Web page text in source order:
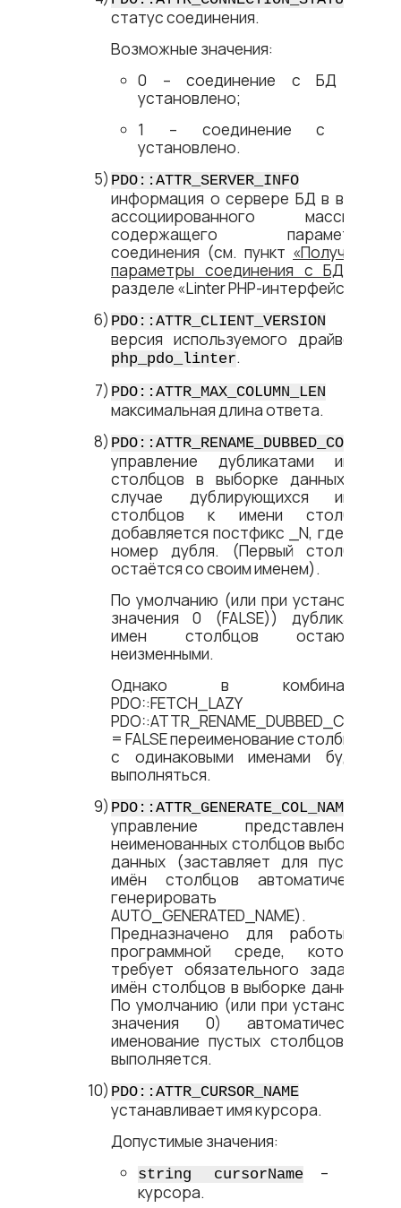
статус соединения.
Возможные значения:
0 – соединение с БД не
установлено;
1 – соединение с БД
установлено.
PDO::ATTR_SERVER_INFO
информация о сервере БД в виде
ассоциированного массива,
содержащего параметры
соединения (см. пункт «Получить
параметры соединения с БД»
разделе «Linter PHP-интерфейс»).
PDO::ATTR_CLIENT_VERSION
версия используемого драйвера
php_pdo_linter.
PDO::ATTR_MAX_COLUMN_LEN
максимальная длина ответа.
PDO::ATTR_RENAME_DUBBED_COL
управление дубликатами имен
столбцов в выборке данных. В
случае дублирующихся имён
столбцов к имени столбца
добавляется постфикс _N, где N –
номер дубля. (Первый столбец
остаётся со своим именем).
По умолчанию (или при установке
значения 0 (FALSE)) дубликаты
имен столбцов остаются
неизменными.
Однако в комбинации
PDO::FETCH_LAZY +
PDO::ATTR_RENAME_DUBBED_COL
= FALSE переименование столбцов
с одинаковыми именами будет
выполняться.
PDO::ATTR_GENERATE_COL_NAME
управление представлением
неименованных столбцов выборки
данных (заставляет для пустых
имён столбцов автоматически
генерировать имя
AUTO_GENERATED_NAME).
Предназначено для работы в
программной среде, которая
требует обязательного задания
имён столбцов в выборке данных.
По умолчанию (или при установке
значения 0) автоматическое
именование пустых столбцов не
выполняется.
PDO::ATTR_CURSOR_NAME
устанавливает имя курсора.
Допустимые значения:
string cursorName
– имя
курсора.